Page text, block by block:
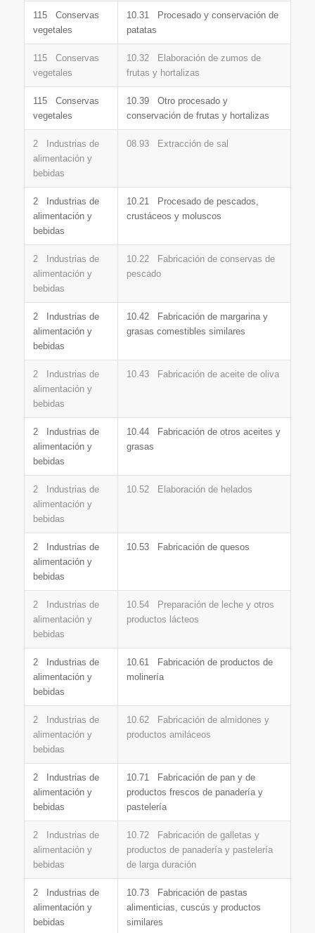
115 Conservas
vegetales
10.31 Procesado y conservación de
patatas
115 Conservas
vegetales
10.32 Elaboración de zumos de
frutas y hortalizas
115 Conservas
vegetales
10.39 Otro procesado y
conservación de frutas y hortalizas
2 Industrias de
alimentación y
bebidas
08.93 Extracción de sal
2 Industrias de
alimentación y
bebidas
10.21 Procesado de pescados,
crustáceos y moluscos
2 Industrias de
alimentación y
bebidas
10.22 Fabricación de conservas de
pescado
2 Industrias de
alimentación y
bebidas
10.42 Fabricación de margarina y
grasas comestibles similares
2 Industrias de
alimentación y
bebidas
10.43 Fabricación de aceite de oliva
2 Industrias de
alimentación y
bebidas
10.44 Fabricación de otros aceites y
grasas
2 Industrias de
alimentación y
bebidas
10.52 Elaboración de helados
2 Industrias de
alimentación y
bebidas
10.53 Fabricación de quesos
2 Industrias de
alimentación y
bebidas
10.54 Preparación de leche y otros
productos lácteos
2 Industrias de
alimentación y
bebidas
10.61 Fabricación de productos de
molinería
2 Industrias de
alimentación y
bebidas
10.62 Fabricación de almidones y
productos amiláceos
2 Industrias de
alimentación y
bebidas
10.71 Fabricación de pan y de
productos frescos de panadería y
pastelería
2 Industrias de
alimentación y
bebidas
10.72 Fabricación de galletas y
productos de panadería y pastelería
de larga duración
2 Industrias de
alimentación y
bebidas
10.73 Fabricación de pastas
alimenticias, cuscús y productos
similares